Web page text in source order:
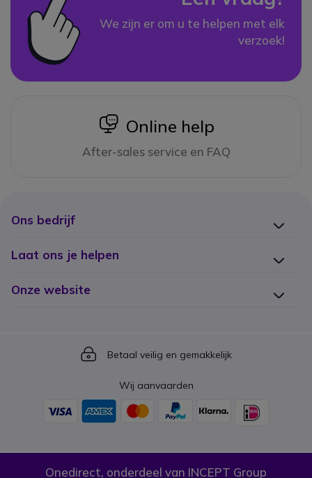
We zijn er om u te helpen met elk
verzoek!
icon
Online help
After-sales service en FAQ
Ons bedrijf
Laat ons je helpen
Onze website
Icon
Betaal veilig en gemakkelijk
Wij aanvaarden
Onedirect, onderdeel van INCEPT Group